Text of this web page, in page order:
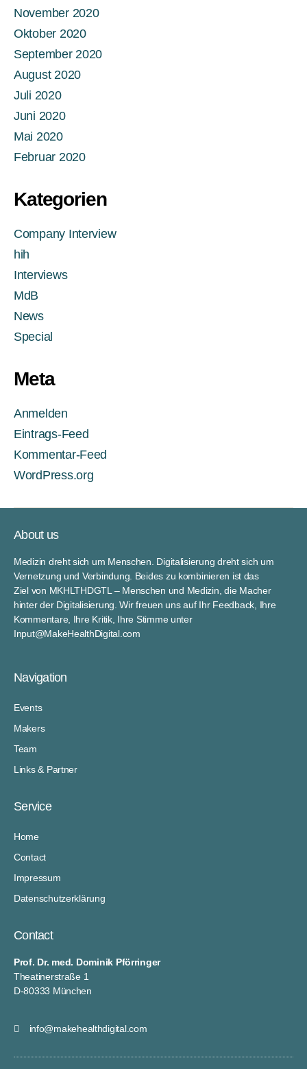
November 2020
Oktober 2020
September 2020
August 2020
Juli 2020
Juni 2020
Mai 2020
Februar 2020
Kategorien
Company Interview
hih
Interviews
MdB
News
Special
Meta
Anmelden
Eintrags-Feed
Kommentar-Feed
WordPress.org
About us
Medizin dreht sich um Menschen. Digitalisierung dreht sich um
Vernetzung und Verbindung. Beides zu kombinieren ist das
Ziel von MKHLTHDGTL – Menschen und Medizin, die Macher
hinter der Digitalisierung. Wir freuen uns auf Ihr Feedback, Ihre
Kommentare, Ihre Kritik, Ihre Stimme unter
Input@MakeHealthDigital.com
Navigation
Events
Makers
Team
Links & Partner
Service
Home
Contact
Impressum
Datenschutzerklärung
Contact
Prof. Dr. med. Dominik Pförringer
Theatinerstraße 1
D-80333 München
info@makehealthdigital.com